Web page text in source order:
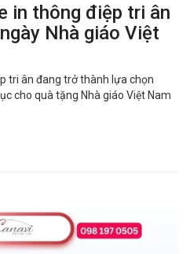
in thông điệp tri ân
Nhà giáo Việt
tri ân đang trở thành lựa chọn
cho quà tặng Nhà giáo Việt Nam